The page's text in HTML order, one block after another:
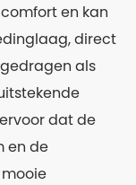
en kan
direct
als
dat de
en de